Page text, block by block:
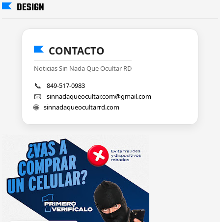
DESIGN
CONTACTO
Noticias Sin Nada Que Ocultar RD
📞 849-517-0983
📧 sinnadaqueocultar.com@gmail.com
🌐 sinnadaqueocultarrd.com